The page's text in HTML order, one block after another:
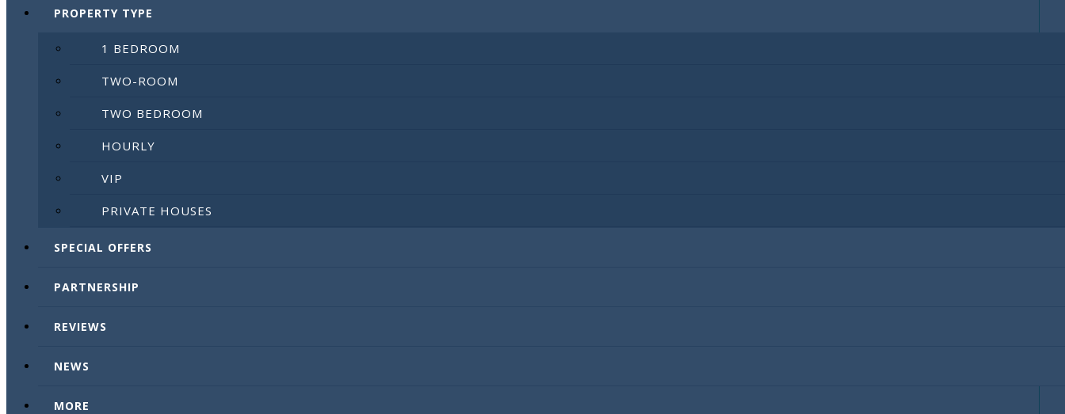
PROPERTY TYPE
1 BEDROOM
TWO-ROOM
TWO BEDROOM
HOURLY
VIP
PRIVATE HOUSES
SPECIAL OFFERS
PARTNERSHIP
REVIEWS
NEWS
MORE